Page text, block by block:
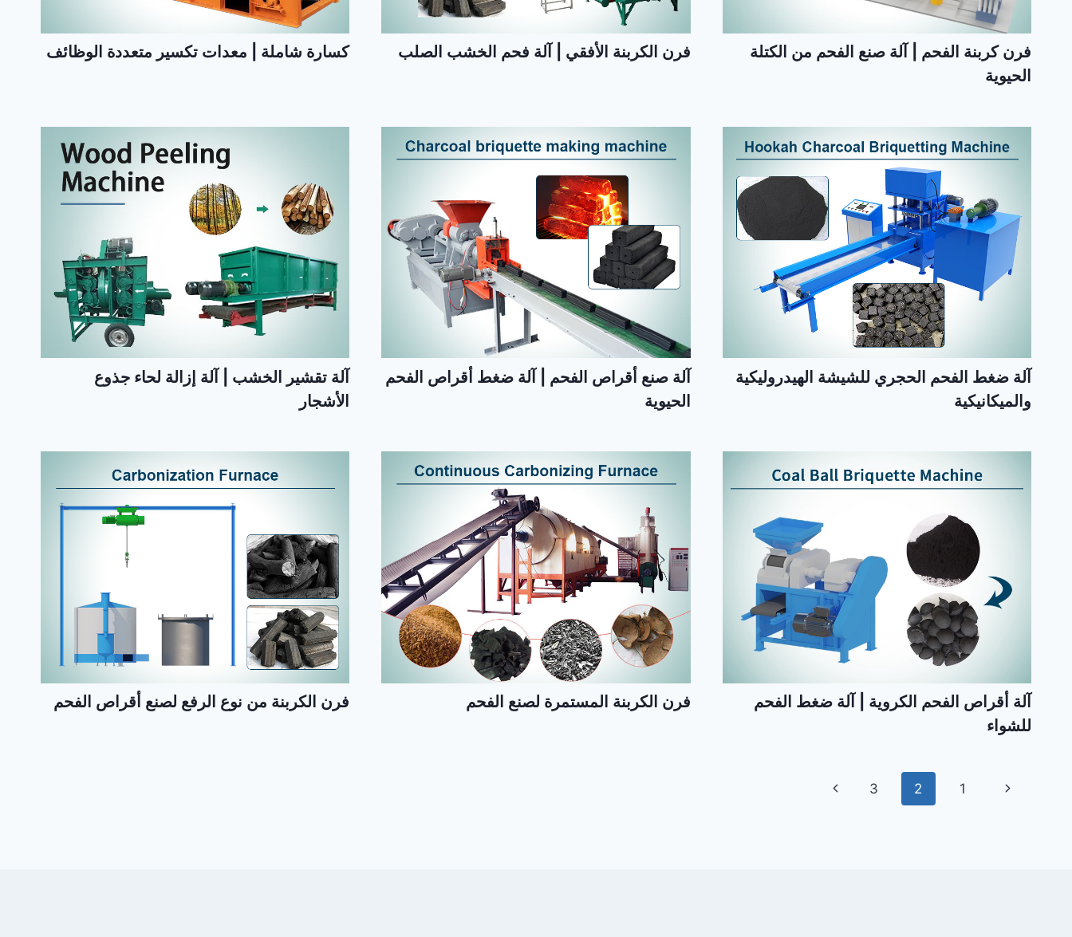
فرن كربنة الفحم | آلة صنع الفحم من الكتلة
الحيوية
فرن الكربنة الأفقي | آلة فحم الخشب الصلب كسارة شاملة | معدات تكسير متعددة الوظائف
آلة ضغط الفحم الحجري للشيشة الهيدروليكية
والميكانيكية
آلة صنع أقراص الفحم | آلة ضغط أقراص الفحم
الحيوية
آلة تقشير الخشب | آلة إزالة لحاء جذوع
الأشجار
آلة أقراص الفحم الكروية | آلة ضغط الفحم
للشواء
فرن الكربنة المستمرة لصنع الفحم فرن الكربنة من نوع الرفع لصنع أقراص الفحم
تنقلالصفحة
1
2
3
الصفحة